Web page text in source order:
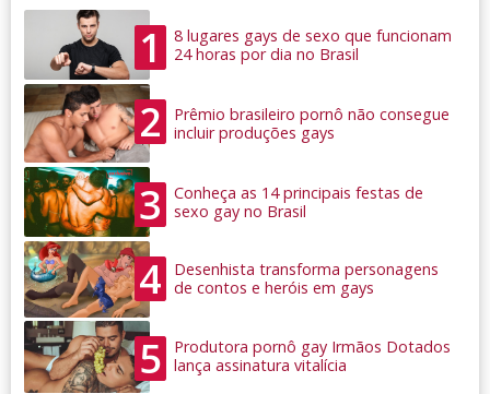
1
8 lugares gays de sexo que funcionam
24 horas por dia no Brasil
2
Prêmio brasileiro pornô não consegue
incluir produções gays
3
Conheça as 14 principais festas de
sexo gay no Brasil
4
Desenhista transforma personagens
de contos e heróis em gays
5
Produtora pornô gay Irmãos Dotados
lança assinatura vitalícia